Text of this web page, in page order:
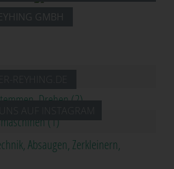
GMBH
REYHING.DE
AUF INSTAGRAM
Drehen (2)
(1)
Absaugen, Zerkleinern,